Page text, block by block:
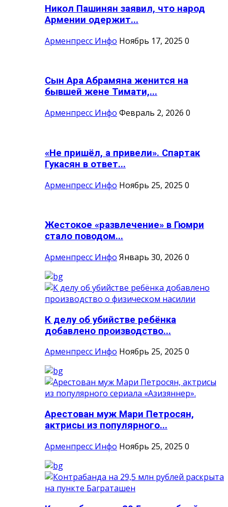
Никол Пашинян заявил, что народ
Армении одержит...
Арменпресс Инфо Ноябрь 17, 2025 0
Сын Ара Абрамяна женится на
бывшей жене Тимати,...
Арменпресс Инфо Февраль 2, 2026 0
«Не пришёл, а привели». Спартак
Гукасян в ответ...
Арменпресс Инфо Ноябрь 25, 2025 0
Жестокое «развлечение» в Гюмри
стало поводом...
Арменпресс Инфо Январь 30, 2026 0
К делу об убийстве ребёнка
добавлено производство...
Арменпресс Инфо Ноябрь 25, 2025 0
Арестован муж Мари Петросян,
актрисы из популярного...
Арменпресс Инфо Ноябрь 25, 2025 0